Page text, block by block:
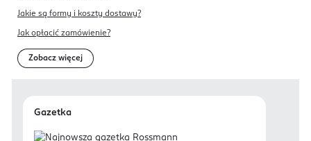
Jakie są formy i koszty dostawy?
Jak opłacić zamówienie?
Zobacz więcej
Gazetka